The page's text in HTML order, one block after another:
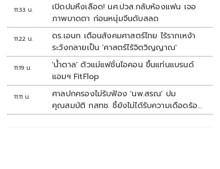
11:33 น.
เปิดปมหึงเลือด! นศ.ปวส.กลับห้องแฟน เจอ
ภาพบาดตา ก่อนหนุ่มจีนดับสลด
11:22 น.
ดร.เอนก เตือนสังคมศาสตร์ไทย ไร้รากเหง้า
ระวังกลายเป็น 'ศาสตร์ไร้จิตวิญญาณ'
11:19 น.
'น้ำตาล' ตัวแม่แฟชั่นไอคอน ขึ้นแท่นแบรนด์
แอมฯ FitFlop
11:11 น.
ศาลปกครองไม่รับฟ้อง 'นพ.สรณ' ปม
คุณสมบัติ กสทช. ชี้ยังไม่ได้รับความเดือดร้อน
เสียหาย